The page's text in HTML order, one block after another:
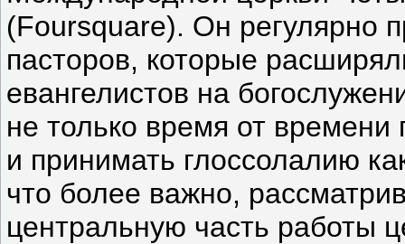
(Foursquare). Он регулярно
пасторов, которые
евангелистов на
не только время от
и принимать глоссолалию
что более важно,
центральную часть работы